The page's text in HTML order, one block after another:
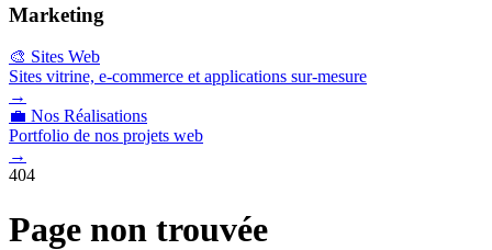
Marketing
🎨 Sites Web
Sites vitrine, e-commerce et applications sur-mesure
→
💼 Nos Réalisations
Portfolio de nos projets web
→
404
Page non trouvée